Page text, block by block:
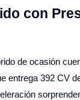
con
de ocasión
entrega 392 CV